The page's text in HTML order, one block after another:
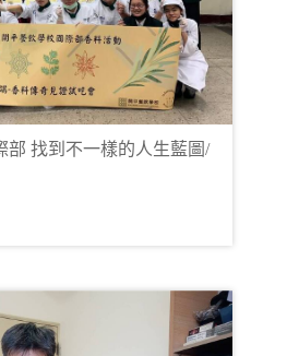
部 找到不一樣的人生藍圖/